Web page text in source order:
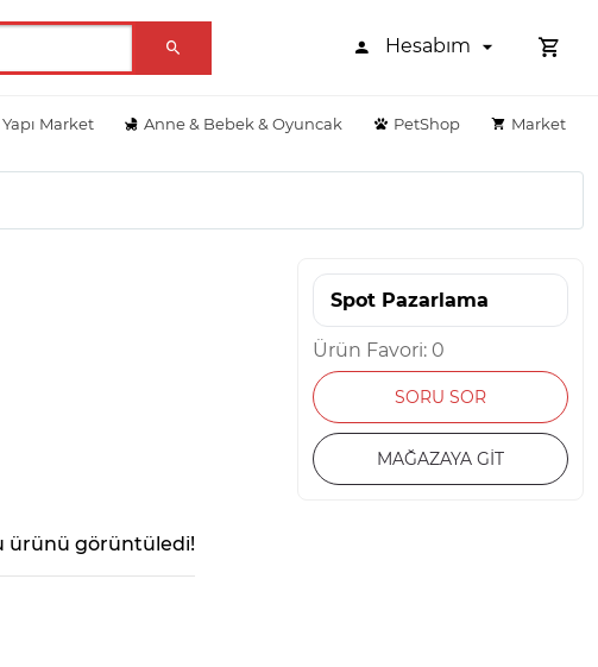
Hesabım
Market Anne & Bebek & Oyuncak PetShop Market
Spot Pazarlama
Ürün Favori: 0
SORU SOR
MAĞAZAYA GİT
ürünü görüntüledi!